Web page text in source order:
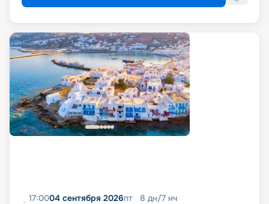
17:0004 сентября 2026пт 8 дн/7 нч